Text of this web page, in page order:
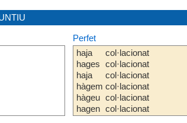
Perfet
haja
hages
haja
hàgem
hàgeu
hagen
col·lacionat
col·lacionat
col·lacionat
col·lacionat
col·lacionat
col·lacionat